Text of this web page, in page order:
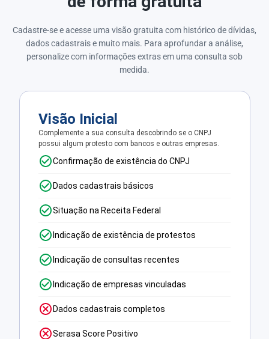
Cadastre-se e acesse uma visão gratuita com histórico de dívidas,
dados cadastrais e muito mais. Para aprofundar a análise,
personalize com informações extras em uma consulta sob
medida.
Visão Inicial
Complemente a sua consulta descobrindo se o CNPJ
possui algum protesto com bancos e outras empresas.
Confirmação de existência do CNPJ
Dados cadastrais básicos
Situação na Receita Federal
Indicação de existência de protestos
Indicação de consultas recentes
Indicação de empresas vinculadas
Dados cadastrais completos
Serasa Score Positivo